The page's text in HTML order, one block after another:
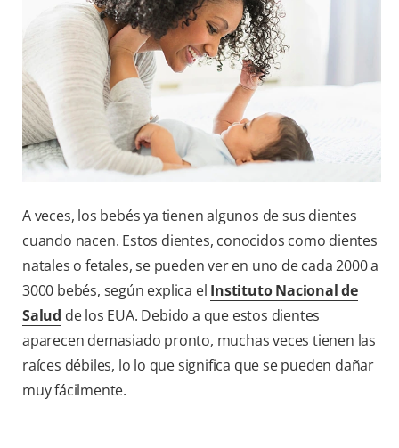
PARA PROFESIONALES
DÓNDE COMPRAR
SUSCRIBITE
A veces, los bebés ya tienen algunos de sus dientes
cuando nacen. Estos dientes, conocidos como dientes
natales o fetales, se pueden ver en uno de cada 2000 a
3000 bebés, según explica el Instituto Nacional de
Salud de los EUA. Debido a que estos dientes
aparecen demasiado pronto, muchas veces tienen las
raíces débiles, lo lo que significa que se pueden dañar
muy fácilmente.